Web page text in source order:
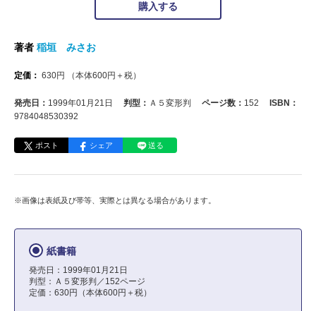
購入する
著者 稲垣 みさお
定価： 630円 （本体600円＋税）
発売日： 1999年01月21日 判型： Ａ５変形判 ページ数： 152
ISBN：
9784048530392
ポスト シェア 送る
※画像は表紙及び帯等、実際とは異なる場合があります。
紙書籍
発売日：1999年01月21日
判型：Ａ５変形判／152ページ
定価：630円（本体600円＋税）